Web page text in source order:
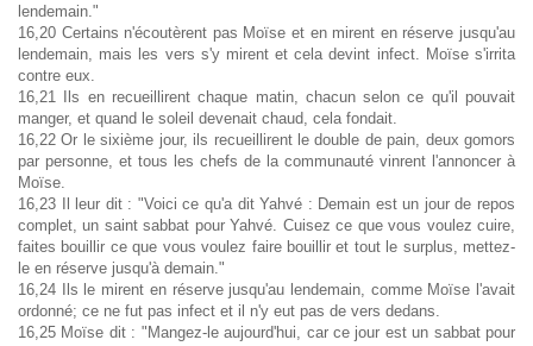
lendemain."
16,20 Certains n'écoutèrent pas Moïse et en mirent en réserve jusqu'au
lendemain, mais les vers s'y mirent et cela devint infect. Moïse s'irrita
contre eux.
16,21 Ils en recueillirent chaque matin, chacun selon ce qu'il pouvait
manger, et quand le soleil devenait chaud, cela fondait.
16,22 Or le sixième jour, ils recueillirent le double de pain, deux gomors
par personne, et tous les chefs de la communauté vinrent l'annoncer à
Moïse.
16,23 Il leur dit : "Voici ce qu'a dit Yahvé : Demain est un jour de repos
complet, un saint sabbat pour Yahvé. Cuisez ce que vous voulez cuire,
faites bouillir ce que vous voulez faire bouillir et tout le surplus, mettez-
le en réserve jusqu'à demain."
16,24 Ils le mirent en réserve jusqu'au lendemain, comme Moïse l'avait
ordonné; ce ne fut pas infect et il n'y eut pas de vers dedans.
16,25 Moïse dit : "Mangez-le aujourd'hui, car ce jour est un sabbat pour